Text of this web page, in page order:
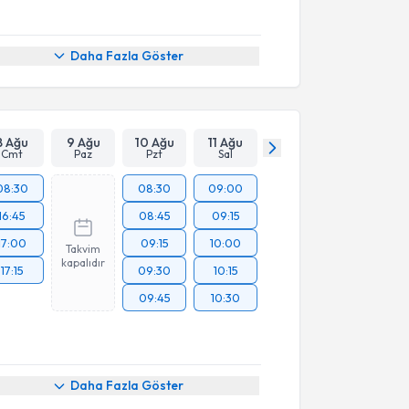
Daha Fazla Göster
Ağu
Cmt
9 Ağu
Paz
10 Ağu
Pzt
11 Ağu
Sal
17:15
Takvim
kapalıdır
08:30
08:45
09:15
09:30
09:45
09:00
09:15
10:00
10:15
10:30
Daha Fazla Göster